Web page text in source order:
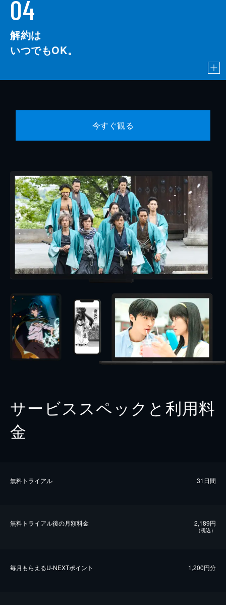
04
解約は
いつでもOK。
今すぐ観る
サービススペックと利用料
金
無料トライアル 31日間
無料トライアル後の⽉額料金 2,189円
（税込）
毎⽉もらえるU-NEXTポイント 1,200円分